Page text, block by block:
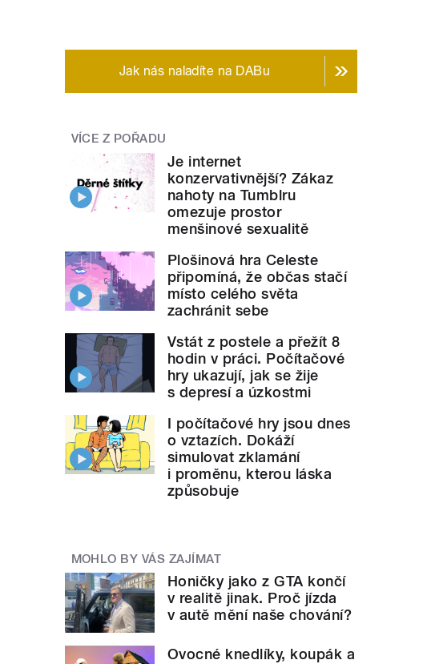
Jak nás naladíte na DABu
VÍCE Z POŘADU
Je internet
konzervativnější? Zákaz
nahoty na Tumblru
omezuje prostor
menšinové sexualitě
Plošinová hra Celeste
připomíná, že občas stačí
místo celého světa
zachránit sebe
Vstát z postele a přežít 8
hodin v práci. Počítačové
hry ukazují, jak se žije
s depresí a úzkostmi
I počítačové hry jsou dnes
o vztazích. Dokáží
simulovat zklamání
i proměnu, kterou láska
způsobuje
MOHLO BY VÁS ZAJÍMAT
Honičky jako z GTA končí
v realitě jinak. Proč jízda
v autě mění naše chování?
Ovocné knedlíky, koupák a